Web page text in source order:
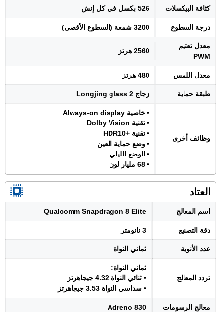
كثافة البيكسلات 526 بكسل في كل إنش
درجة السطوع 3200 شمعة (السطوع الأقصى)
معدل تعتيم
PWM
2560 هرتز
معدل اللمس 480 هرتز
طبقة حماية زجاج Longjing glass 2
وظائف أخرى
• خاصية Always-on display
• تقنية Dolby Vision
• تقنية +HDR10
• وضع حماية العين
• الوضع الليلي
• 68 مليار لون
العتاد
اسم المعالج Qualcomm Snapdragon 8 Elite
دقة التصنيع 3 نانومتر
عدد الأنوية ثماني النواة
تردد المعالج
ثماني النواة:
• ثنائي النواة 4.32 جيجاهرتز
• سداسي النواة 3.53 جيجاهرتز
معالج الرسومات Adreno 830